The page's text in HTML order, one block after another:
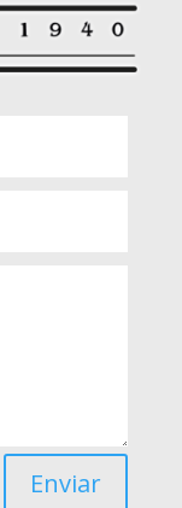
Enviar